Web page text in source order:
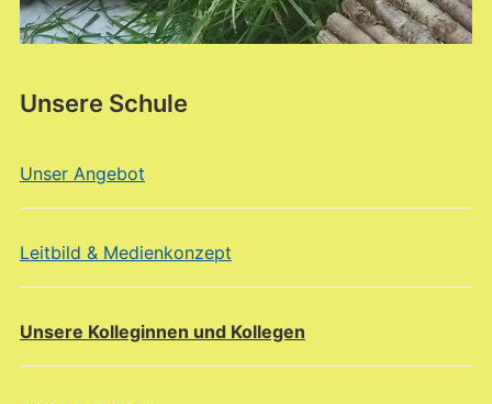
Unsere Schule
Unser Angebot
Leitbild & Medienkonzept
Unsere Kolleginnen und Kollegen